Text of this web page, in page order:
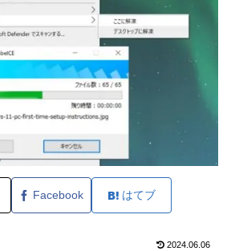
Facebook はてブ
2024.06.06